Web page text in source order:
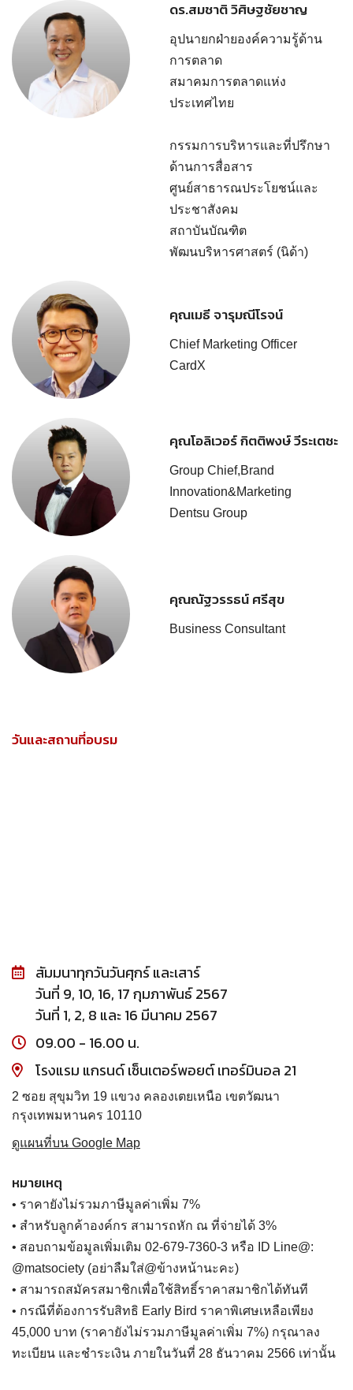
ดร.สมชาติ วิศิษฐชัยชาญ
อุปนายกฝ่ายองค์ความรู้ด้าน
การตลาด
สมาคมการตลาดแห่ง
ประเทศไทย
กรรมการบริหารและที่ปรึกษา
ด้านการสื่อสาร
ศูนย์สาธารณประโยชน์และ
ประชาสังคม
สถาบันบัณฑิต
พัฒนบริหารศาสตร์ (นิด้า)
คุณเมธี จารุมณีโรจน์
Chief Marketing Officer
CardX
คุณโอลิเวอร์ กิตติพงษ์ วีระเตชะ
Group Chief,Brand
Innovation&Marketing
Dentsu Group
คุณณัฐวรรธน์ ศรีสุข
Business Consultant
วันและสถานที่อบรม
สัมมนาทุกวันวันศุกร์ และเสาร์
วันที่ 9, 10, 16, 17 กุมภาพันธ์ 2567
วันที่ 1, 2, 8 และ 16 มีนาคม 2567
09.00 - 16.00 น.
โรงแรม แกรนด์ เซ็นเตอร์พอยต์ เทอร์มินอล 21
2 ซอย สุขุมวิท 19 แขวง คลองเตยเหนือ เขตวัฒนา
กรุงเทพมหานคร 10110
ดูแผนที่บน Google Map
หมายเหตุ
• ราคายังไม่รวมภาษีมูลค่าเพิ่ม 7%
• สำหรับลูกค้าองค์กร สามารถหัก ณ ที่จ่ายได้ 3%
• สอบถามข้อมูลเพิ่มเติม 02-679-7360-3 หรือ ID Line@:
@matsociety (อย่าลืมใส่@ข้างหน้านะคะ)
• สามารถสมัครสมาชิกเพื่อใช้สิทธิ์ราคาสมาชิกได้ทันที
• กรณีที่ต้องการรับสิทธิ Early Bird ราคาพิเศษเหลือเพียง
45,000 บาท (ราคายังไม่รวมภาษีมูลค่าเพิ่ม 7%) กรุณาลง
ทะเบียน และชำระเงิน ภายในวันที่ 28 ธันวาคม 2566 เท่านั้น